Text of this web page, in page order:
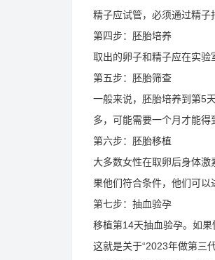
精子应试管，必须通过精子
第四步：胚胎培养
取出的卵子和精子应在实验
第五步：胚胎筛查
一般来说，胚胎培养到第5
多，可能需要一个月才能得
第六步：胚胎移植
大多数女性在取卵后身体
果他们符合条件，他们可以
第七步：抽血验孕
移植第14天抽血验孕。如
这就是关于“2023年做第三